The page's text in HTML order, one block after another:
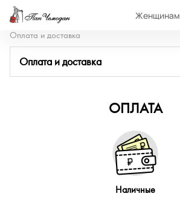
Женщинам
Оплата и доставка
Оплата и доставка
ОПЛАТА
Наличные